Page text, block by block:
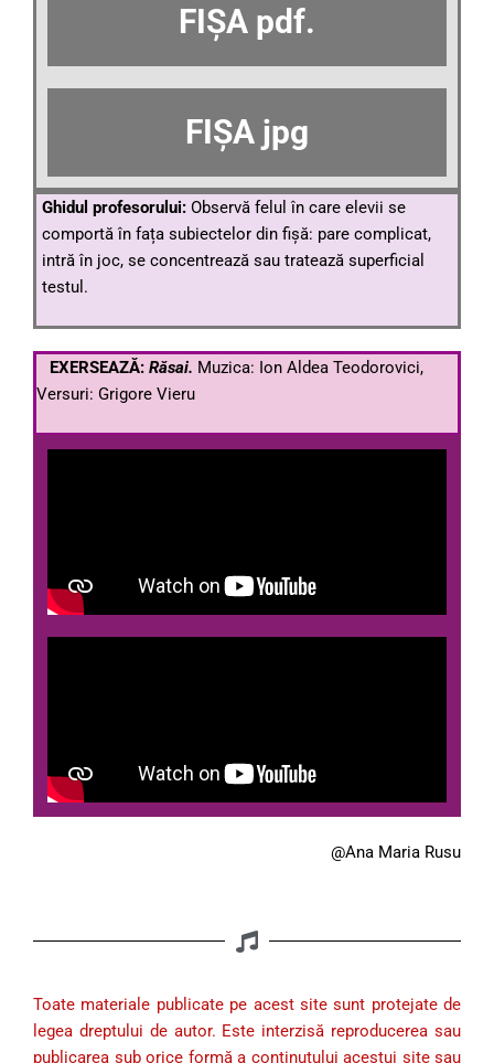
FIȘA pdf.
FIȘA jpg
Ghidul profesorului: Observă felul în care elevii se
comportă în fața subiectelor din fișă: pare complicat,
intră în joc, se concentrează sau tratează superficial
testul.
EXERSEAZĂ: Răsai. Muzica: Ion Aldea Teodorovici,
Versuri: Grigore Vieru
@Ana Maria Rusu
Toate materiale publicate pe acest site sunt protejate de
legea dreptului de autor. Este interzisă reproducerea sau
publicarea sub orice formă a conținutului acestui site sau